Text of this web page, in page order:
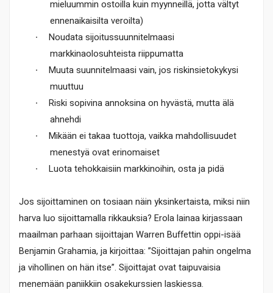
mieluummin ostoilla kuin myynneillä, jotta vältyt
ennenaikaisilta veroilta)
·
Noudata sijoitussuunnitelmaasi
markkinaolosuhteista riippumatta
·
Muuta suunnitelmaasi vain, jos riskinsietokykysi
muuttuu
·
Riski sopivina annoksina on hyvästä, mutta älä
ahnehdi
·
Mikään ei takaa tuottoja, vaikka mahdollisuudet
menestyä ovat erinomaiset
·
Luota tehokkaisiin markkinoihin, osta ja pidä
Jos sijoittaminen on tosiaan näin yksinkertaista, miksi niin
harva luo sijoittamalla rikkauksia? Erola lainaa kirjassaan
maailman parhaan sijoittajan Warren Buffettin oppi-isää
Benjamin Grahamia, ja kirjoittaa: ”Sijoittajan pahin ongelma
ja vihollinen on hän itse”. Sijoittajat ovat taipuvaisia
menemään paniikkiin osakekurssien laskiessa.